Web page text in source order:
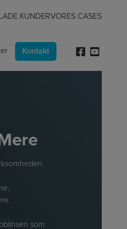
KUNDERVORES CASES
Kontakt
som